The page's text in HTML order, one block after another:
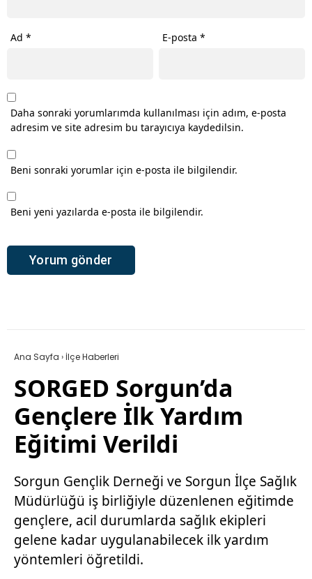
Ad * E-posta*
Daha sonraki yorumlarımda kullanılması için adım, e-posta
adresim ve site adresim bu tarayıcıya kaydedilsin.
Beni sonraki yorumlar için e-posta ile bilgilendir.
Beni yeni yazılarda e-posta ile bilgilendir.
Ana Sayfa › İlçe Haberleri
SORGED Sorgun’da
Gençlere İlk Yardım
Eğitimi Verildi
Sorgun Gençlik Derneği ve Sorgun İlçe Sağlık
Müdürlüğü iş birliğiyle düzenlenen eğitimde
gençlere, acil durumlarda sağlık ekipleri
gelene kadar uygulanabilecek ilk yardım
yöntemleri öğretildi.